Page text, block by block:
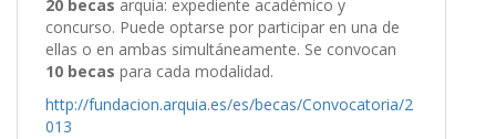
20 becas arquia: expediente académico y
concurso. Puede optarse por participar en una de
ellas o en ambas simultáneamente. Se convocan
10 becas para cada modalidad.
http://fundacion.arquia.es/es/becas/Convocatoria/2
013